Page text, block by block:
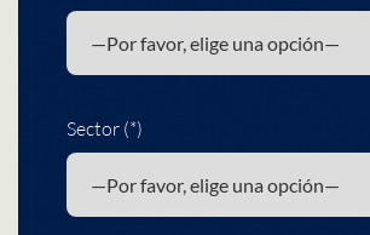
Sector (*)